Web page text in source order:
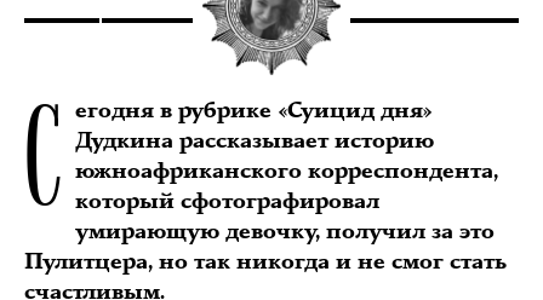
С егодня в рубрике «Суицид дня»
Дудкина рассказывает историю
южноафриканского корреспондента,
который сфотографировал
умирающую девочку, получил за это
Пулитцера, но так никогда и не смог стать
счастливым.